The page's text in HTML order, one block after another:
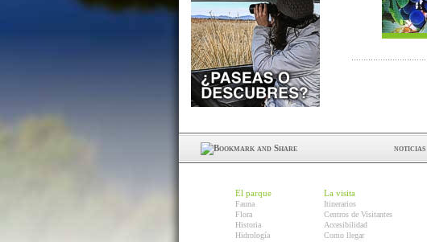
noticias
El parque
Fauna
Flora
Historia
Hidrología
La visita
Itinerarios
Centros de Visitantes
Accesibilidad
Como llegar